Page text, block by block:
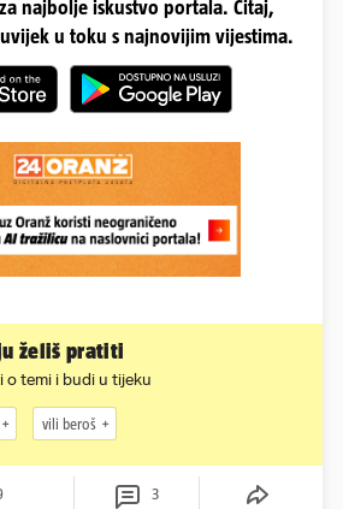
najbolje iskustvo portala. Čitaj,
u toku s najnovijim vijestima.
želiš pratiti
o temi i budi u tijeku
vili beroš
3